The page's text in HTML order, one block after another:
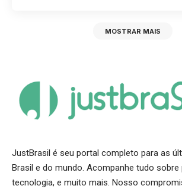
MOSTRAR MAIS
JustBrasil é seu portal completo para as
Brasil e do mundo. Acompanhe tudo sobre
tecnologia, e muito mais. Nosso